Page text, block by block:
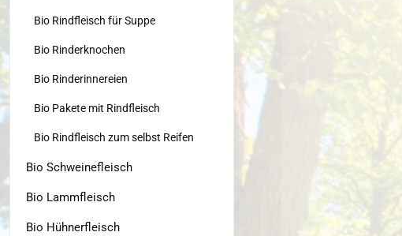
Bio Rindfleisch für Suppe
Bio Rinderknochen
Bio Rinderinnereien
Bio Pakete mit Rindfleisch
Bio Rindfleisch zum selbst Reifen
Bio Schweinefleisch
Bio Lammfleisch
Bio Hühnerfleisch